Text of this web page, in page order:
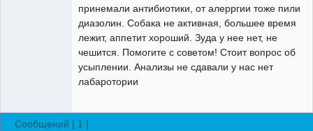
принемали антибиотики, от алерргии тоже пили
диазолин. Собака не активная, большее время
лежит, аппетит хороший. Зуда у нее нет, не
чешится. Помогите с советом! Стоит вопрос об
усыплении. Анализы не сдавали у нас нет
лабаротории
Сообщений [ 1 ]